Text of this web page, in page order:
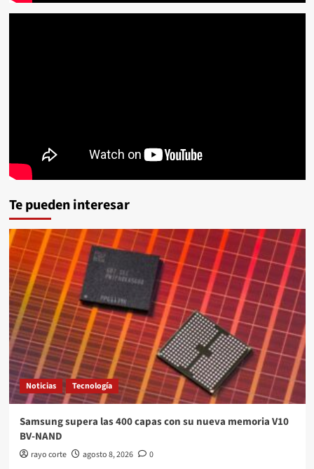
Te pueden interesar
Noticias Tecnología
Samsung supera las 400 capas con su nueva memoria V10
BV-NAND
rayo corte agosto 8, 2026 0